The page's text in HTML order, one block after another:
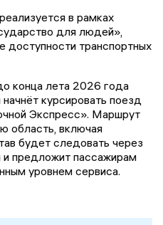
в рамках
для людей»,
доступности транспортных
конца лета 2026 года
курсировать поезд
Экспресс». Маршрут
область, включая
будет следовать через
предложит пассажирам
уровнем сервиса.